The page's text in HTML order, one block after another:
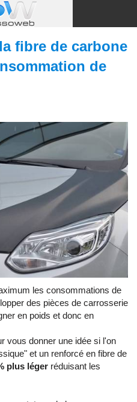
fibre de carbone
de
les consommations de
des pièces de carrosserie
en poids et donc en
vous donner une idée si l'on
et un renforcé en fibre de
plus léger réduisant les